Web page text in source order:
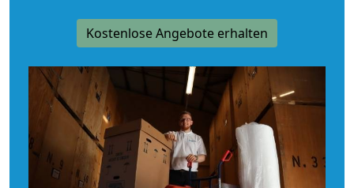
Kostenlose Angebote erhalten